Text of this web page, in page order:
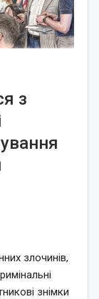
з
злочинів,
знімки